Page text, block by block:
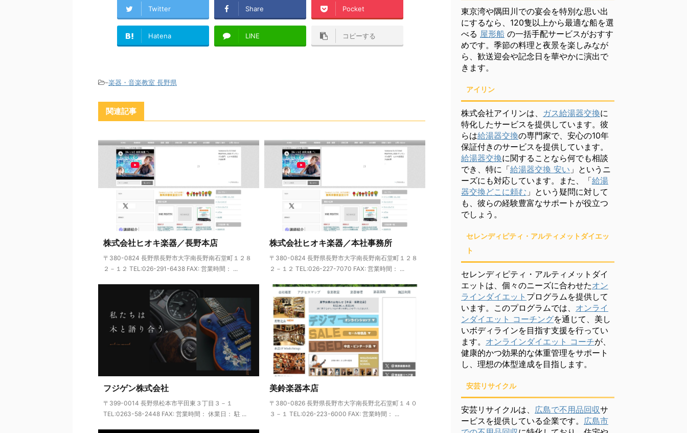
Twitter Share Pocket
Hatena LINE コピーする
-楽器・音楽教室 長野県
関連記事
株式会社ヒオキ楽器／長野本店
〒380-0824 長野県長野市大字南長野南石堂町１２８
２－１２ TEL:026-291-6438 FAX: 営業時間： ...
株式会社ヒオキ楽器／本社事務所
〒380-0824 長野県長野市大字南長野南石堂町１２８
２－１２ TEL:026-227-7070 FAX: 営業時間： ...
フジゲン株式会社
〒399-0014 長野県松本市平田東３丁目３－１
TEL:0263-58-2448 FAX: 営業時間： 休業日： 駐 ...
美鈴楽器本店
〒380-0826 長野県長野市大字南長野北石堂町１４０
３－１ TEL:026-223-6000 FAX: 営業時間： ...
東京湾や隅田川での宴会を特別な思い出
にするなら、120隻以上から最適な船を選
べる 屋形船 の一括手配サービスがおすす
めです。季節の料理と夜景を楽しみなが
ら、歓送迎会や記念日を華やかに演出で
きます。
アイリン
株式会社アイリンは、 ガス給湯器交換に
特化したサービスを提供しています。彼
らは給湯器交換の専門家で、安心の10年
保証付きのサービスを提供しています。
給湯器交換に関することなら何でも相談
でき、特に「給湯器交換 安い 」というニ
ーズにも対応しています。また、「給湯
器交換どこに頼む 」という疑問に対して
も、彼らの経験豊富なサポートが役立つ
でしょう。
セレンディピティ・アルティメットダイエッ
ト
セレンディピティ・アルティメットダイ
エットは、個々のニーズに合わせたオン
ラインダイエット プログラムを提供して
います。このプログラムでは、 オンライ
ンダイエット コーチングを通じて、美し
いボディラインを目指す支援を行ってい
ます。 オンラインダイエット コーチが、
健康的かつ効果的な体重管理をサポート
し、理想の体型達成を目指します。
安芸リサイクル
安芸リサイクルは、 広島で不用品回収サ
ービスを提供している企業です。 広島市